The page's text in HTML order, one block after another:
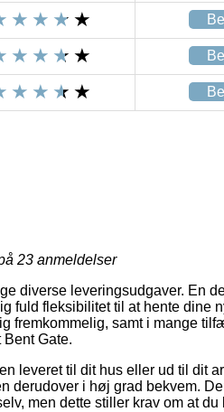
23 anmeldelser
diverse leveringsudgaver. En
fuld fleksibilitet til at hente dine
fremkommelig, samt i mange
Gate.
leveret til dit hus eller ud til dit
derudover i høj grad bekvem.
men dette stiller krav om at